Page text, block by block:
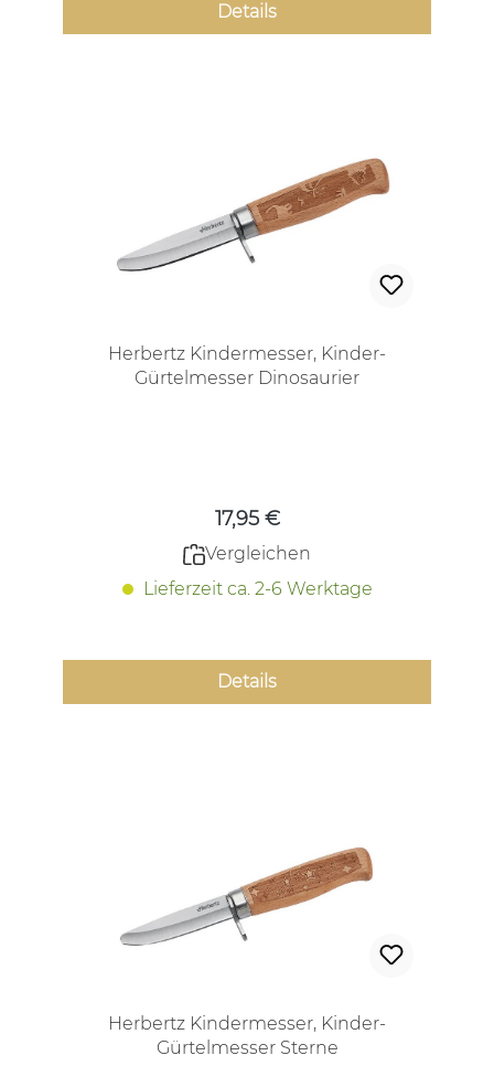
Details
Herbertz Kindermesser, Kinder-
Gürtelmesser Dinosaurier
17,95 €
Vergleichen
Lieferzeit ca. 2-6 Werktage
Details
Herbertz Kindermesser, Kinder-
Gürtelmesser Sterne